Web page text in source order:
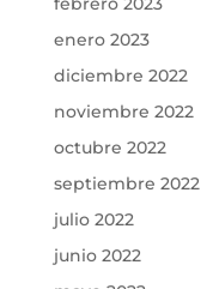
enero 2023
diciembre 2022
noviembre 2022
octubre 2022
septiembre 2022
julio 2022
junio 2022